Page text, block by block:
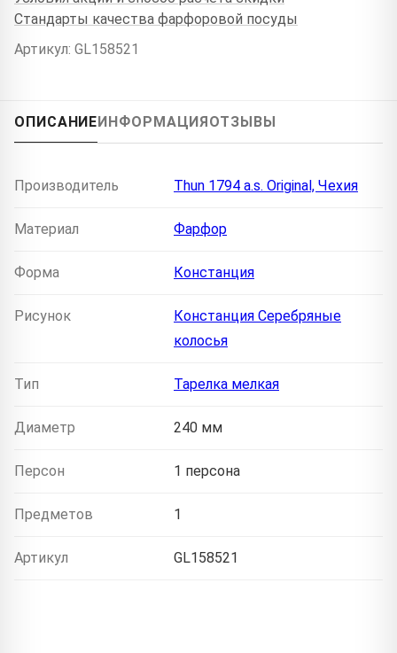
Стандарты качества фарфоровой посуды
Артикул: GL158521
ОПИСАНИЕИНФОРМАЦИЯОТЗЫВЫ
Производитель Thun 1794 a.s. Original, Чехия
Материал Фарфор
Форма Констанция
Рисунок
Констанция Серебряные
колосья
Тип Тарелка мелкая
Диаметр 240 мм
Персон 1 персона
Предметов 1
Артикул GL158521